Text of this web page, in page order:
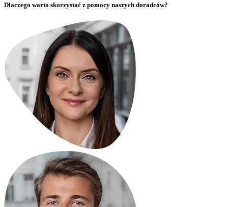
Dlaczego warto skorzystać z pomocy naszych doradców?